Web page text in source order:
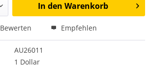
In den Warenkorb
Bewerten Empfehlen
AU26011
1 Dollar